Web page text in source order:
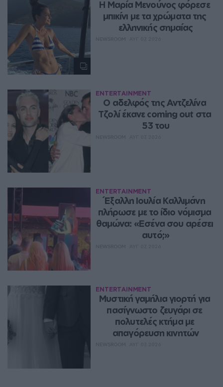
Η Μαρία Μενούνος φόρεσε
μπικίνι με τα χρώματα της
ελληνικής σημαίας
ENTERTAINMENT
Ο αδελφός της Αντζελίνα
Τζολί έκανε coming out στα
53 του
ENTERTAINMENT
Έξαλλη Ιουλία Καλλιμάνη
πλήρωσε με το ίδιο νόμισμα
θαμώνα: «Εσένα σου αρέσει
αυτό;»
ENTERTAINMENT
Μυστική γαμήλια γιορτή για
πασίγνωστο ζευγάρι σε
πολυτελές κτήμα με
απαγόρευση κινητών